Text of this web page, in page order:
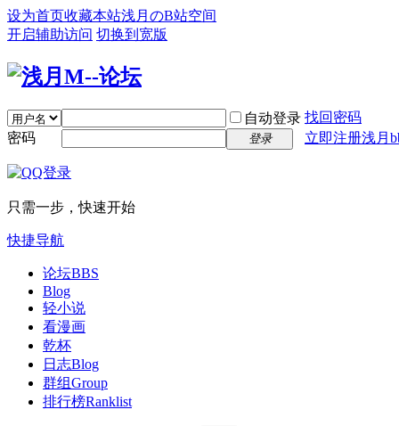
设为首页收藏本站浅月のB站空间
开启辅助访问 切换到宽版
自动登录 找回密码
密码
登录 立即注册浅月
只需一步，快速开始
快捷导航
论坛BBS
Blog
轻小说
看漫画
乾杯
日志Blog
群组Group
排行榜Ranklist